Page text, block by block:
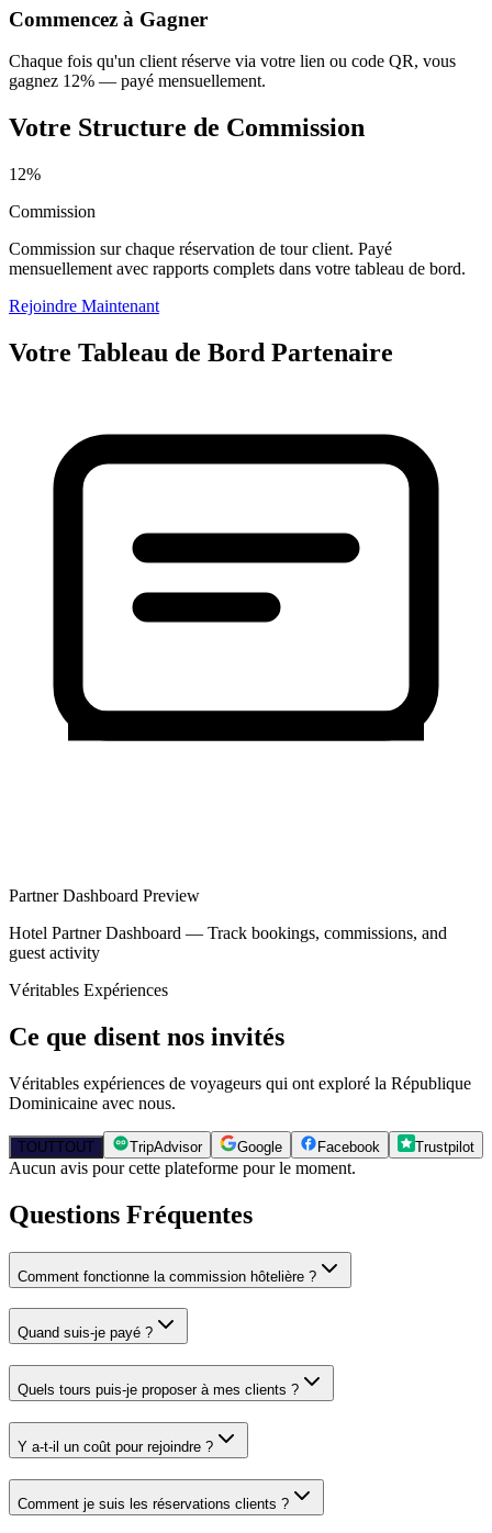
Commencez à Gagner
Chaque fois qu'un client réserve via votre lien ou code QR, vous
gagnez 12% — payé mensuellement.
Votre Structure de Commission
12%
Commission
Commission sur chaque réservation de tour client. Payé
mensuellement avec rapports complets dans votre tableau de bord.
Rejoindre Maintenant
Votre Tableau de Bord Partenaire
Partner Dashboard Preview
Hotel Partner Dashboard — Track bookings, commissions, and
guest activity
Véritables Expériences
Ce que disent nos invités
Véritables expériences de voyageurs qui ont exploré la République
Dominicaine avec nous.
TOUTTOUT TripAdvisor Google Facebook Trustpilot
Aucun avis pour cette plateforme pour le moment.
Questions Fréquentes
Comment fonctionne la commission hôtelière ?
Quand suis-je payé ?
Quels tours puis-je proposer à mes clients ?
Y a-t-il un coût pour rejoindre ?
Comment je suis les réservations clients ?